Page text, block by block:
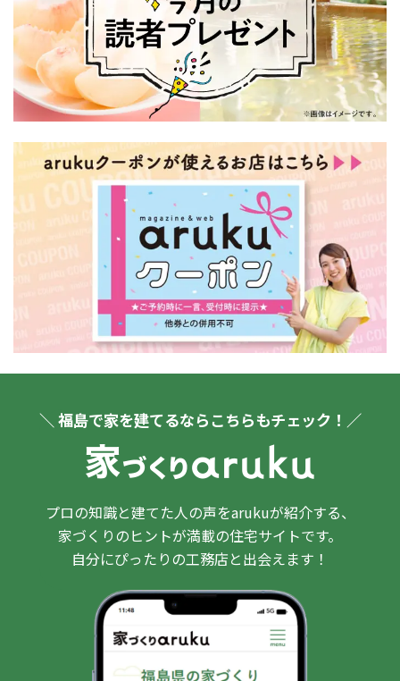
＼ 福島で家を建てるならこちらもチェック！／
プロの知識と建てた人の声をarukuが紹介する、
家づくりのヒントが満載の住宅サイトです。
自分にぴったりの工務店と出会えます！